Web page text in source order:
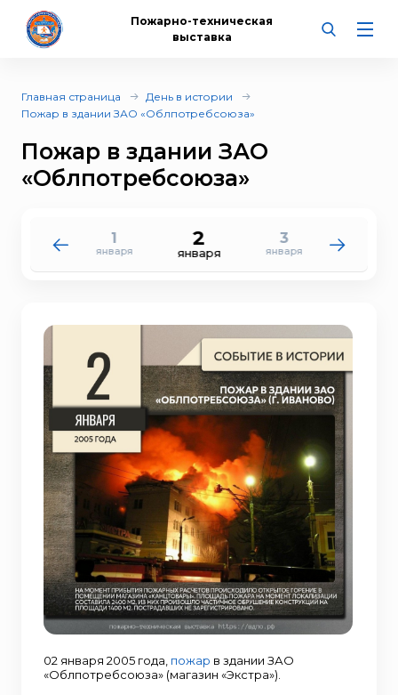
Пожарно-техническая
выставка
Главная страница
День в истории
Пожар в здании ЗАО «Облпотребсоюза»
Пожар в здании ЗАО
«Облпотребсоюза»
1
января
2
января
3
января
02 января 2005 года, пожар в здании ЗАО
«Облпотребсоюза» (магазин «Экстра»).